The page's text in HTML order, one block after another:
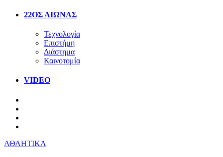
22ΟΣ ΑΙΩΝΑΣ
Τεχνολογία
Επιστήμη
Διάστημα
Καινοτομία
VIDEO
ΑΘΛΗΤΙΚΑ